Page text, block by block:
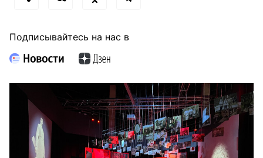
Подписывайтесь на нас в